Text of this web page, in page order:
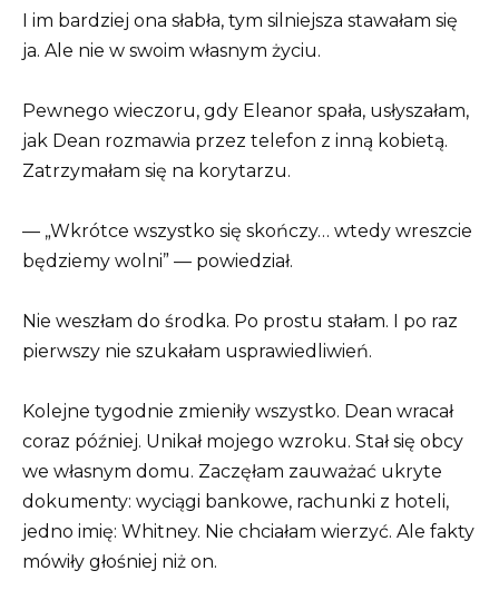
I im bardziej ona słabła, tym silniejsza stawałam się
ja. Ale nie w swoim własnym życiu.
Pewnego wieczoru, gdy Eleanor spała, usłyszałam,
jak Dean rozmawia przez telefon z inną kobietą.
Zatrzymałam się na korytarzu.
— „Wkrótce wszystko się skończy… wtedy wreszcie
będziemy wolni” — powiedział.
Nie weszłam do środka. Po prostu stałam. I po raz
pierwszy nie szukałam usprawiedliwień.
Kolejne tygodnie zmieniły wszystko. Dean wracał
coraz później. Unikał mojego wzroku. Stał się obcy
we własnym domu. Zaczęłam zauważać ukryte
dokumenty: wyciągi bankowe, rachunki z hoteli,
jedno imię: Whitney. Nie chciałam wierzyć. Ale fakty
mówiły głośniej niż on.